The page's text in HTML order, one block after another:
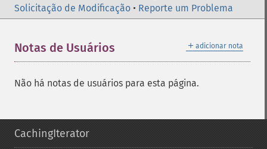
Solicitação de Modificação • Reporte um Problema
＋ adicionar nota
Notas de Usuários
Não há notas de usuários para esta página.
CachingIterator